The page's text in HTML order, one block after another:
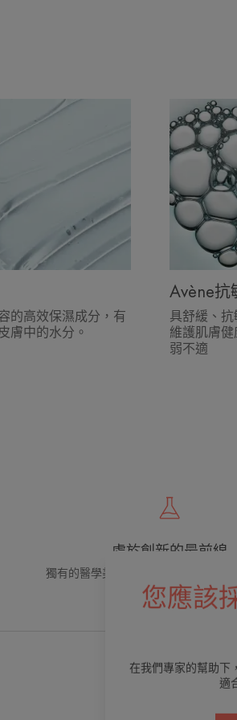
的高效保濕成分，有
膚中的水分。
Avène抗
具舒緩、抗
維護肌膚
弱不適
您應該
在我們專家的幫助下
適
處於創新的最前線
獨有的醫學美容專業，提供優質、有效
膚品